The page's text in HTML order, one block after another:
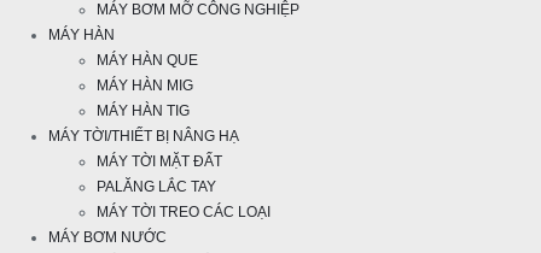
MÁY BƠM MỠ CÔNG NGHIỆP
MÁY HÀN
MÁY HÀN QUE
MÁY HÀN MIG
MÁY HÀN TIG
MÁY TỜI/THIẾT BỊ NÂNG HẠ
MÁY TỜI MẶT ĐẤT
PALĂNG LẮC TAY
MÁY TỜI TREO CÁC LOẠI
MÁY BƠM NƯỚC